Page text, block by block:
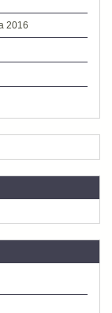
2016